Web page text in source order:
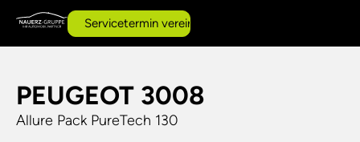
Servicetermin vereinbaren
PEUGEOT 3008
Allure Pack PureTech 130